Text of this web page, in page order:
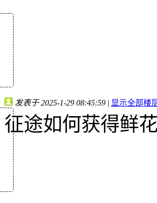
发表于 2025-1-29 08:45:59 | 显示全部楼
征途如何获得鲜